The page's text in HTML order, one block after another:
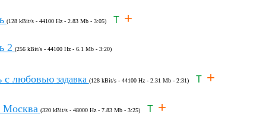
(128 kBit/s - 44100 Hz - 2.83 Mb - 3:05) T +
2 (256 kBit/s - 44100 Hz - 6.1 Mb - 3:20)
с любовьюзадавка (128 kBit/s - 44100 Hz - 2.31 Mb - 2:31) T +
Москва (320 kBit/s - 48000 Hz - 7.83 Mb - 3:25) T +